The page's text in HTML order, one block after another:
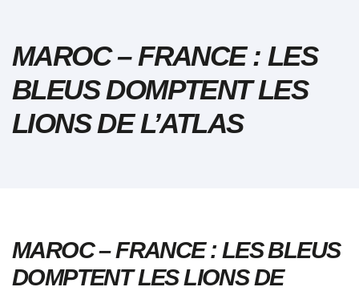
MAROC – FRANCE : LES
BLEUS DOMPTENT LES
LIONS DE L’ATLAS
MAROC – FRANCE : LES BLEUS
DOMPTENT LES LIONS DE